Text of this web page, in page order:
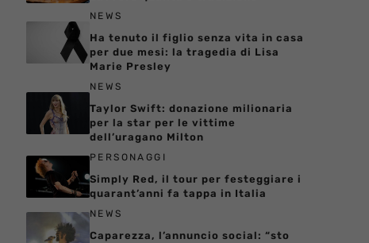
NEWS
Ha tenuto il figlio senza vita in casa
per due mesi: la tragedia di Lisa
Marie Presley
NEWS
Taylor Swift: donazione milionaria
per la star per le vittime
dell’uragano Milton
PERSONAGGI
Simply Red, il tour per festeggiare i
quarant’anni fa tappa in Italia
NEWS
Caparezza, l’annuncio social: “sto